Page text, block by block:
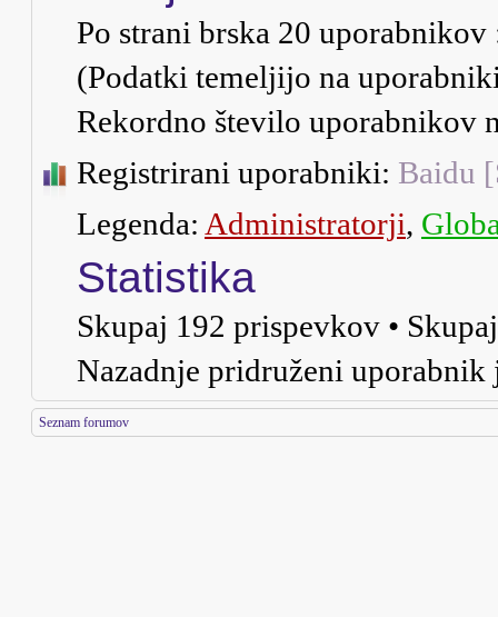
Po strani brska 20 uporabnikov
(Podatki temeljijo na
Rekordno število uporabnikov
Registrirani uporabniki: Baidu
Legenda: Administratorji,
Statistika
Skupaj 192 prispevkov •
Nazadnje pridruženi
Seznam forumov